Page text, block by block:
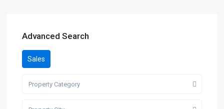
Advanced Search
Sales
Property Category